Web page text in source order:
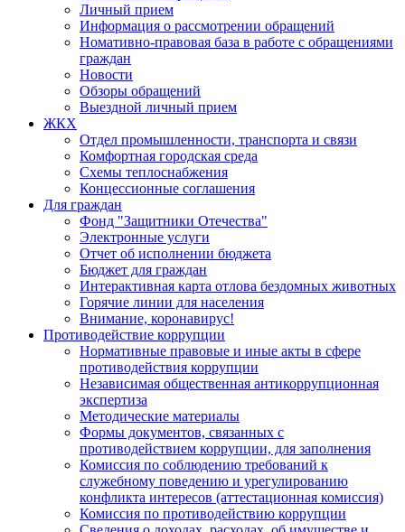
Личный прием
Информация о рассмотрении обращений
Номативно-правовая база в работе с обращениями
граждан
Новости
Обзоры обращений
Выездной личный прием
ЖКХ
Отдел промышленности, транспорта и связи
Комфортная городская среда
Схемы теплоснабжения
Концессионные соглашения
Для граждан
Фонд "Защитники Отечества"
Электронные услуги
Отчет об исполнении бюджета
Бюджет для граждан
Интерактивная карта отлова бездомных животных
Горячие линии для населения
Внимание, коронавирус!
Противодействие коррупции
Нормативные правовые и иные акты в сфере
противодействия коррупции
Независимая общественная антикоррупционная
экспертиза
Методические материалы
Формы документов, связанных с
противодействием коррупции, для заполнения
Комиссия по соблюдению требований к
служебному поведению и урегулированию
конфликта интересов (аттестационная комиссия)
Комиссия по противодействию коррупции